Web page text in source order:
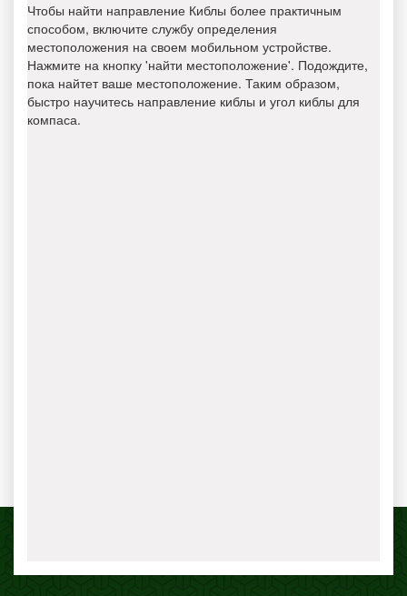
Чтобы найти направление Киблы более практичным
способом, включите службу определения
местоположения на своем мобильном устройстве.
Нажмите на кнопку 'найти местоположение'. Подождите,
пока найтет ваше местоположение. Таким образом,
быстро научитесь направление киблы и угол киблы для
компаса.